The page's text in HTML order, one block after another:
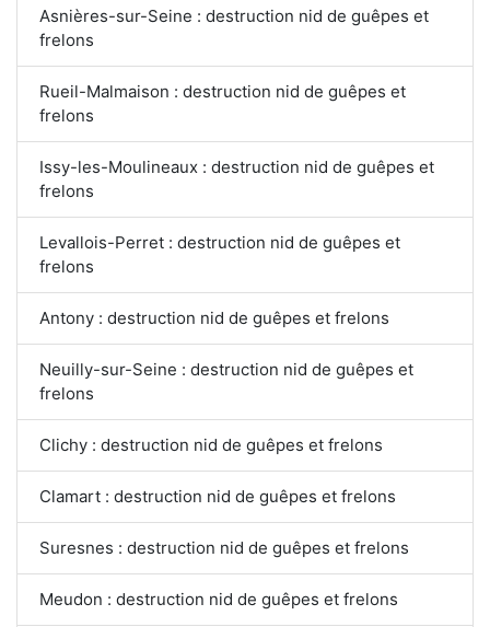
Asnières-sur-Seine : destruction nid de guêpes et
frelons
Rueil-Malmaison : destruction nid de guêpes et
frelons
Issy-les-Moulineaux : destruction nid de guêpes et
frelons
Levallois-Perret : destruction nid de guêpes et
frelons
Antony : destruction nid de guêpes et frelons
Neuilly-sur-Seine : destruction nid de guêpes et
frelons
Clichy : destruction nid de guêpes et frelons
Clamart : destruction nid de guêpes et frelons
Suresnes : destruction nid de guêpes et frelons
Meudon : destruction nid de guêpes et frelons